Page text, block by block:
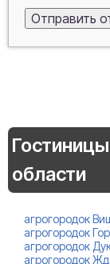
области
агрогородок
агрогородок
агрогородок
агрогородок